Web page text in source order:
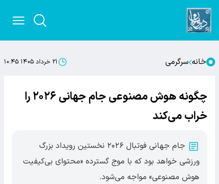
خانه سرگرمی ۲۱ خرداد ۱۴۰۵ ۱۰:۴۵
چگونه هوش مصنوعی جام جهانی ۲۰۲۶ را
خراب می‌کند
جام جهانی فوتبال ۲۰۲۶ نخستین رویداد بزرگ
ورزشی خواهد بود که با موج گسترده «محتوای بی‌کیفیت
هوش مصنوعی» مواجه می‌شود.